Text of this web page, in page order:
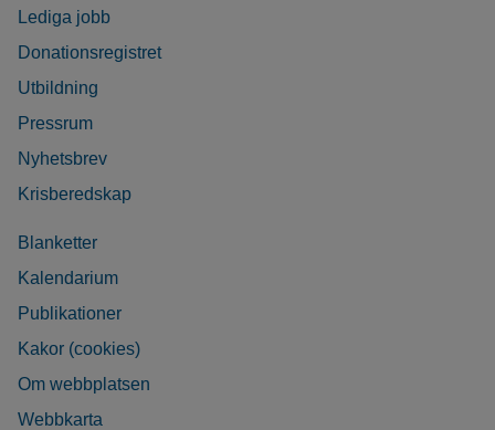
Lediga jobb
Donationsregistret
Utbildning
Pressrum
Nyhetsbrev
Krisberedskap
Blanketter
Kalendarium
Publikationer
Kakor (cookies)
Om webbplatsen
Webbkarta